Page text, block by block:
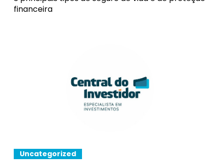
financeira
Uncategorized